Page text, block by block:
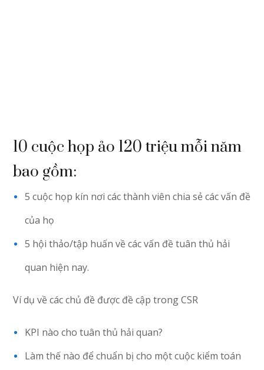
10 cuộc họp ảo 120 triệu mỗi năm
bao gồm:
5 cuộc họp kín nơi các thành viên chia sẻ các vấn đề
của họ
5 hội thảo/tập huấn về các vấn đề tuân thủ hải
quan hiện nay.
Ví dụ về các chủ đề được đề cập trong CSR
KPI nào cho tuân thủ hải quan?
Làm thế nào để chuẩn bị cho một cuộc kiểm toán